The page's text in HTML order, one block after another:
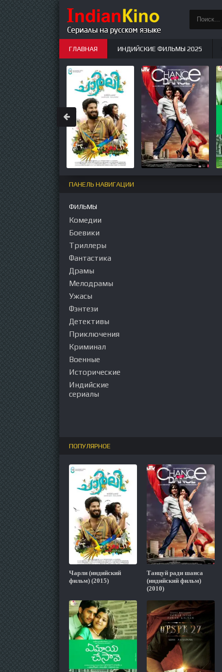
ПАНЕЛЬ НАВИГАЦИИ
ФИЛЬМЫ
Комедии
Боевики
Триллеры
Фантастика
Драмы
Мелодрамы
Ужасы
Фэнтези
Детективы
Приключения
Криминал
Военные
Исторические
Индийские
сериалы
ПОПУЛЯРНОЕ
Чарли (индийский
фильм) (2015)
Танцуй ради шанса
(индийский фильм)
(2010)
ГЛАВНАЯ ИНДИЙСКИЕ ФИЛЬМЫ 2025
ИНДИЙСКИЕ СЕРИАЛЫ НОВЫЕ